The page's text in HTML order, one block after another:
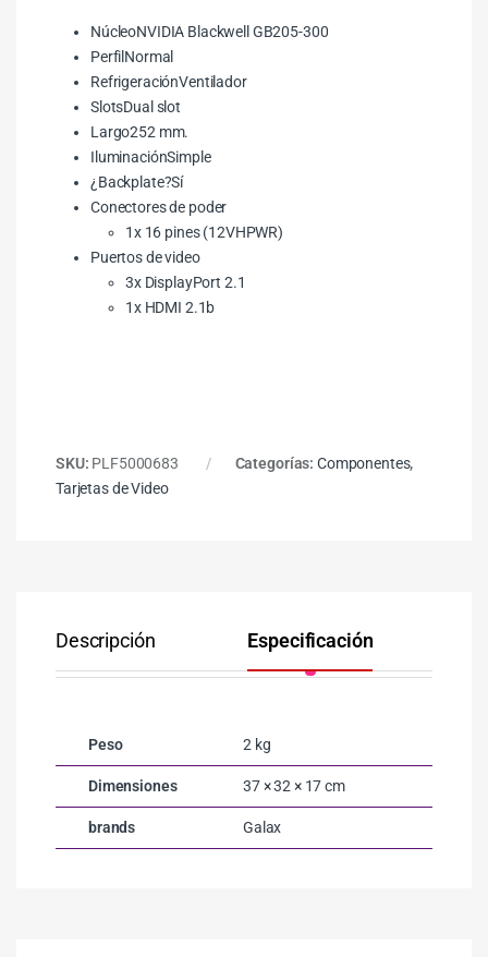
NúcleoNVIDIA Blackwell GB205-300
PerfilNormal
RefrigeraciónVentilador
SlotsDual slot
Largo252 mm.
IluminaciónSimple
¿Backplate?Sí
Conectores de poder
1x 16 pines (12VHPWR)
Puertos de video
3x DisplayPort 2.1
1x HDMI 2.1b
SKU: PLF5000683 Categorías: Componentes,
Tarjetas de Video
Descripción Especificación
Peso 2 kg
Dimensiones 37 × 32 × 17 cm
brands Galax